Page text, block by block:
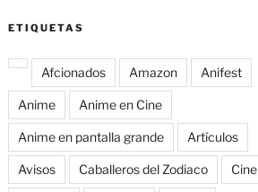
ETIQUETAS
Afcionados Amazon Anifest
Anime Anime en Cine
Anime en pantalla grande Artículos
Avisos Caballeros del Zodiaco Cine